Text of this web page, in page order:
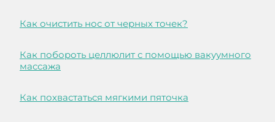
Как очистить нос от черных точек?
Как побороть целлюлит с помощью вакуумного
массажа
Как похвастаться мягкими пяточка